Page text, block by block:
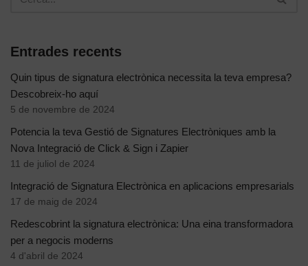
Entrades recents
Quin tipus de signatura electrònica necessita la teva empresa?
Descobreix-ho aquí
5 de novembre de 2024
Potencia la teva Gestió de Signatures Electròniques amb la
Nova Integració de Click & Sign i Zapier
11 de juliol de 2024
Integració de Signatura Electrònica en aplicacions empresarials
17 de maig de 2024
Redescobrint la signatura electrònica: Una eina transformadora
per a negocis moderns
4 d'abril de 2024